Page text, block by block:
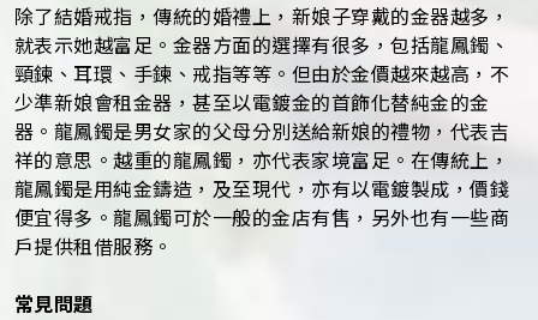
除了結婚戒指，傳統的婚禮上，新娘子穿戴的金器越多，
就表示她越富足。金器方面的選擇有很多，包括龍鳳鐲、
頸鍊、耳環、手鍊、戒指等等。但由於金價越來越高，不
少準新娘會租金器，甚至以電鍍金的首飾化替純金的金
器。龍鳳鐲是男女家的父母分別送給新娘的禮物，代表吉
祥的意思。越重的龍鳳鐲，亦代表家境富足。在傳統上，
龍鳳鐲是用純金鑄造，及至現代，亦有以電鍍製成，價錢
便宜得多。龍鳳鐲可於一般的金店有售，另外也有一些商
戶提供租借服務。
常見問題